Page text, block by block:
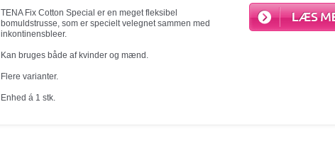
TENA Fix Cotton Special er en meget fleksibel
bomuldstrusse, som er specielt velegnet sammen med
inkontinensbleer.
Kan bruges både af kvinder og mænd.
Flere varianter.
Enhed á 1 stk.